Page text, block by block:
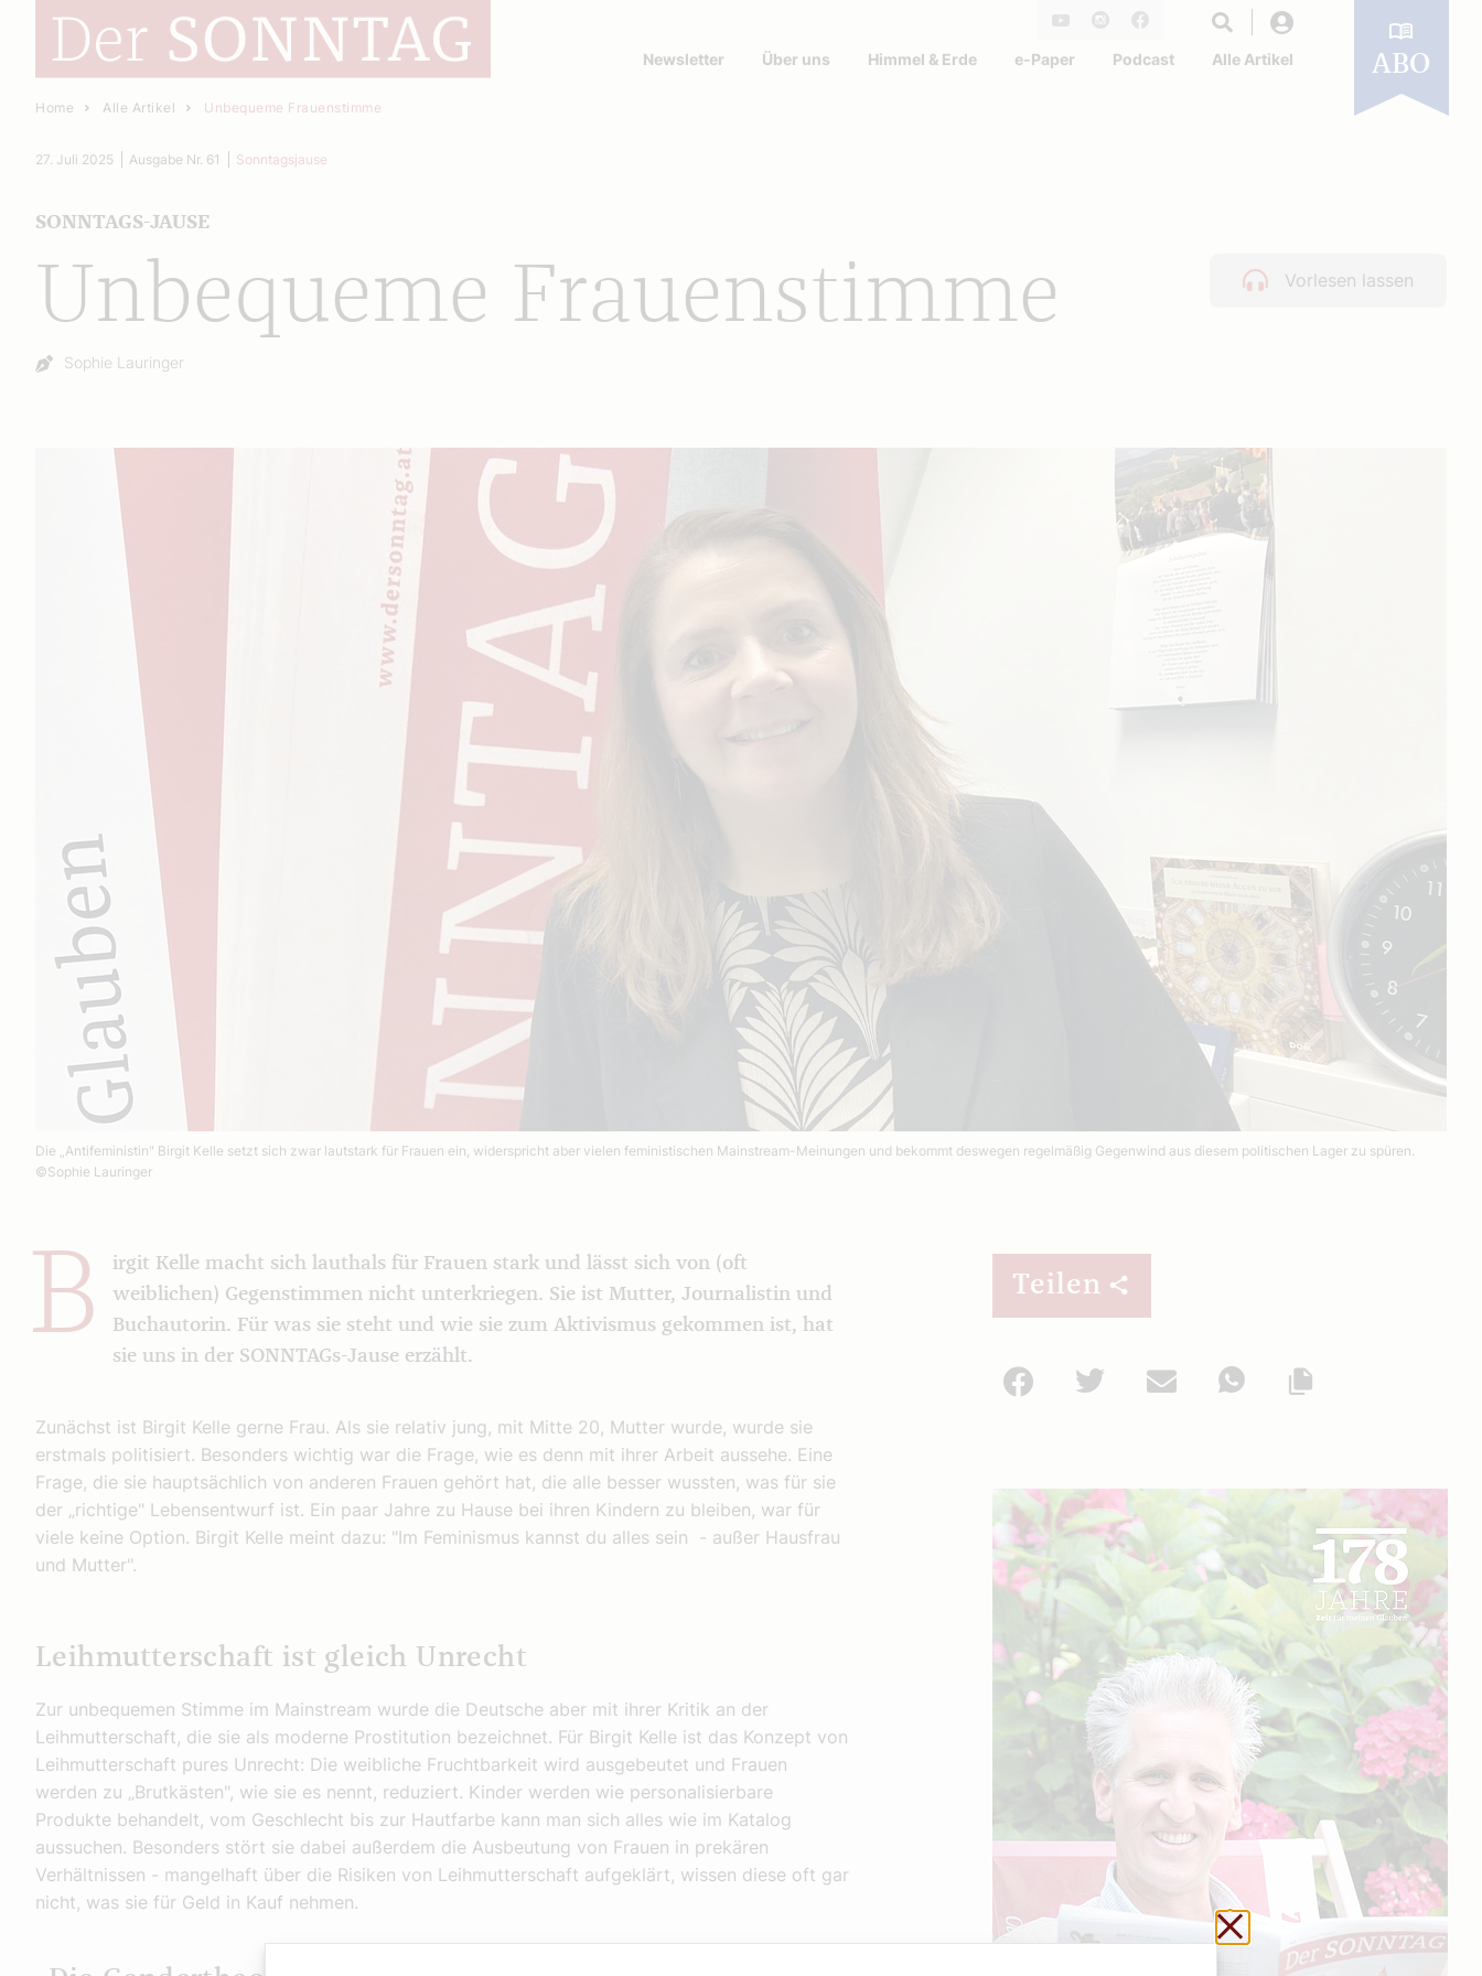
Facebook
Newsletter Über uns Himmel & Erde e-Paper Podcast Alle Artikel ABO
Home Alle Artikel Unbequeme Frauenstimme
Vorlesen lassen
Unbequeme Frauenstimme
SONNTAGS-JAUSE
27. Juli 2025 Ausgabe Nr. 61 Sonntagsjause
Autor:
Sophie Lauringer
Die „Antifeministin" Birgit Kelle setzt sich zwar lautstark für Frauen ein, widerspricht aber vielen feministischen Mainstream-Meinungen und bekommt deswegen regelmäßig Gegenwind aus diesem politischen Lager zu spüren.
©Sophie Lauringer
B
irgit Kelle macht sich lauthals für Frauen stark und lässt sich von (oft
weiblichen) Gegenstimmen nicht unterkriegen. Sie ist Mutter, Journalistin und
Buchautorin. Für was sie steht und wie sie zum Aktivismus gekommen ist, hat
sie uns in der SONNTAGs-Jause erzählt.
Zunächst ist Birgit Kelle gerne Frau. Als sie relativ jung, mit Mitte 20, Mutter wurde, wurde sie
erstmals politisiert. Besonders wichtig war die Frage, wie es denn mit ihrer Arbeit aussehe. Eine
Frage, die sie hauptsächlich von anderen Frauen gehört hat, die alle besser wussten, was für sie
der „richtige" Lebensentwurf ist. Ein paar Jahre zu Hause bei ihren Kindern zu bleiben, war für
viele keine Option. Birgit Kelle meint dazu: "Im Feminismus kannst du alles sein - außer Hausfrau
und Mutter".
Leihmutterschaft ist gleich Unrecht
Zur unbequemen Stimme im Mainstream wurde die Deutsche aber mit ihrer Kritik an der
Leihmutterschaft, die sie als moderne Prostitution bezeichnet. Für Birgit Kelle ist das Konzept von
Leihmutterschaft pures Unrecht: Die weibliche Fruchtbarkeit wird ausgebeutet und Frauen
werden zu „Brutkästen", wie sie es nennt, reduziert. Kinder werden wie personalisierbare
Produkte behandelt, vom Geschlecht bis zur Hautfarbe kann man sich alles wie im Katalog
aussuchen. Besonders stört sie dabei außerdem die Ausbeutung von Frauen in prekären
Verhältnissen - mangelhaft über die Risiken von Leihmutterschaft aufgeklärt, wissen diese oft gar
nicht, was sie für Geld in Kauf nehmen.
Teilen
Facebook
Twitter Mail
WhatsApp
Schließen ohne zu